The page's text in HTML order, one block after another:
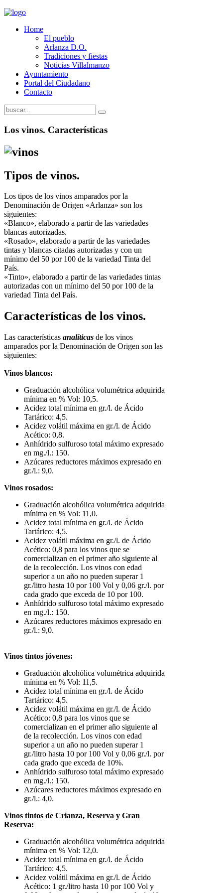
Home
El pueblo
Arlanza D.O.
Tradiciones y fiestas
Noticias Villalmanzo
Ayuntamiento
Portal del Ciudadano
Contacto
Los vinos. Características
Tipos de vinos.
Los tipos de los vinos amparados por la
Denominación de Origen «Arlanza» son los
siguientes:
«Blanco», elaborado a partir de las variedades
blancas autorizadas.
«Rosado», elaborado a partir de las variedades
tintas y blancas citadas autorizadas y con un
mínimo del 50 por 100 de la variedad Tinta del
País.
«Tinto», elaborado a partir de las variedades tintas
autorizadas con un mínimo del 50 por 100 de la
variedad Tinta del País.
Características de los vinos.
Las características analíticas de los vinos
amparados por la Denominación de Origen son las
siguientes:
Vinos blancos:
Graduación alcohólica volumétrica adquirida
mínima en % Vol: 10,5.
Acidez total mínima en gr./l. de Ácido
Tartárico: 4,5.
Acidez volátil máxima en gr./l. de Ácido
Acético: 0,8.
Anhídrido sulfuroso total máximo expresado
en mg./l.: 150.
Azúcares reductores máximos expresado en
gr./l.: 9,0.
Vinos rosados:
Graduación alcohólica volumétrica adquirida
mínima en % Vol: 11,0.
Acidez total mínima en gr./l. de Ácido
Tartárico: 4,5.
Acidez volátil máxima en gr./l. de Ácido
Acético: 0,8 para los vinos que se
comercializan en el primer año siguiente al
de la recolección. Los vinos con edad
superior a un año no pueden superar 1
gr./litro hasta 10 por 100 Vol y 0,06 gr./l. por
cada grado que exceda de 10 por 100.
Anhídrido sulfuroso total máximo expresado
en mg./l.: 150.
Azúcares reductores máximos expresado en
gr./l.: 9,0.
Vinos tintos jóvenes:
Graduación alcohólica volumétrica adquirida
mínima en % Vol: 11,5.
Acidez total mínima en gr./l. de Ácido
Tartárico: 4,5.
Acidez volátil máxima en gr./l. de Ácido
Acético: 0,8 para los vinos que se
comercializan en el primer año siguiente al
de la recolección. Los vinos con edad
superior a un año no pueden superar 1
gr./litro hasta 10 por 100 Vol y 0,06 gr./l. por
cada grado que exceda de 10%.
Anhídrido sulfuroso total máximo expresado
en mg./l.: 150.
Azúcares reductores máximos expresado en
gr./l.: 4,0.
Vinos tintos de Crianza, Reserva y Gran
Reserva:
Graduación alcohólica volumétrica adquirida
mínima en % Vol: 12,0.
Acidez total mínima en gr./l. de Ácido
Tartárico: 4,5.
Acidez volátil máxima en gr./l. de Ácido
Acético: 1 gr./litro hasta 10 por 100 Vol y